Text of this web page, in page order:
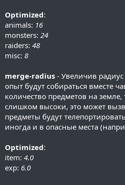
Optimized:
animals: 16
monsters: 24
raiders: 48
misc: 8
merge-radius - Увеличив
опыт будут собираться вместе
количество предметов на
слишком высоки, это может
предметы будут
иногда и в опасные места
Optimized:
item: 4.0
exp: 6.0